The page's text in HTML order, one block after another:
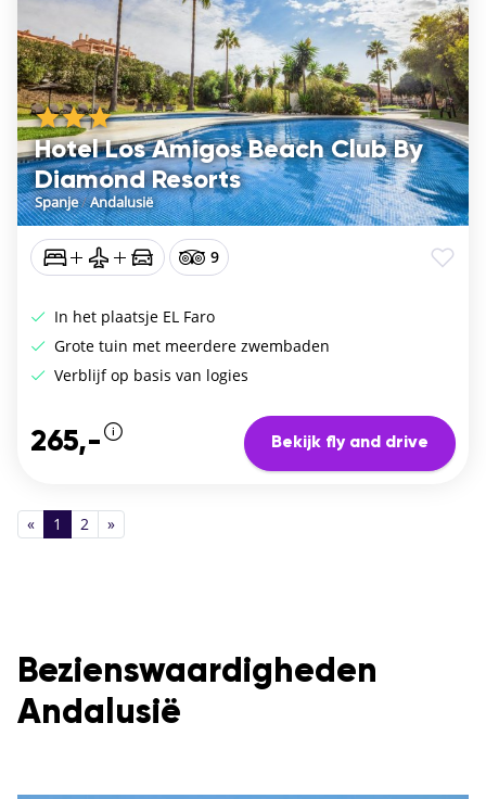
Hotel Los Amigos Beach Club By
Diamond Resorts
Spanje/Andalusië
9
In het plaatsje EL Faro
Grote tuin met meerdere zwembaden
Verblijf op basis van logies
265,- Bekijk fly and drive
« 1 2 »
Bezienswaardigheden
Andalusië